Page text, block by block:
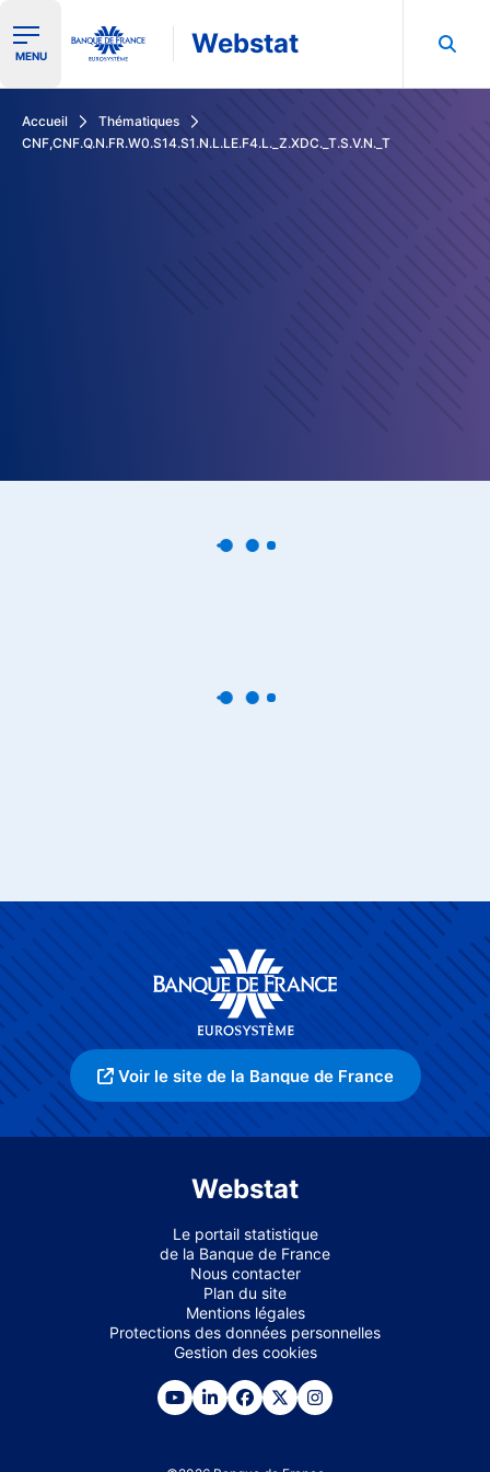
Ouvrir le menu de navigation
MENU Webstat
Accueil
Thématiques
CNF,CNF.Q.N.FR.W0.S14.S1.N.L.LE.F4.L._Z.XDC._T.S.V.N._T
Voir le site de la Banque de France
Webstat
Le portail statistique
de la Banque de France
Nous contacter
Plan du site
Mentions légales
Protections des données personnelles
Gestion des cookies